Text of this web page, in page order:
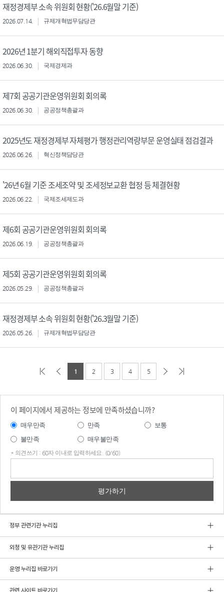
재정경제부 소속 위원회 현황('26.6월말 기준)
2026.07.14. 규제개혁법무담당관
2026년 1분기 해외직접투자 동향
2026.06.30. 국제경제과
제7회 공공기관운영위원회 회의록
2026.06.30. 공공정책총괄과
2025년도 재정경제부 자체평가 행정관리역량부문 운영실태 점검결과
2026.06.26. 혁신정책담당관
'26년 6월 기준 조세조약 및 조세정보교환 협정 등 체결현황
2026.06.22. 국제조세제도과
제6회 공공기관운영위원회 회의록
2026.06.19. 공공정책총괄과
제5회 공공기관운영위원회 회의록
2026.05.29. 공공정책총괄과
재정경제부 소속 위원회 현황('26.3월말 기준)
2026.05.26. 규제개혁법무담당관
1 2 3 4 5
이 페이지에서 제공하는 정보에 만족하셨습니까?
매우만족 만족
보통
불만족
매우불만족
* 의견쓰기 : 60자 이내로 입력하세요. (0/60)
정부 관련기관 누리집
외청 및 유관기관 누리집
운영 누리집 바로가기
관련 사이트 바로가기